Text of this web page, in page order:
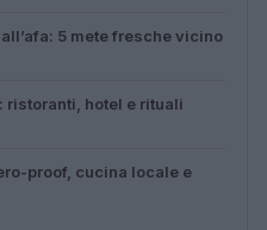
5 mete fresche vicino
ristoranti, hotel e rituali
proof, cucina locale e